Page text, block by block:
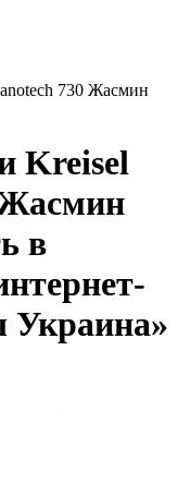
730 Жасмин
Kreisel
Жасмин
в
Украина»